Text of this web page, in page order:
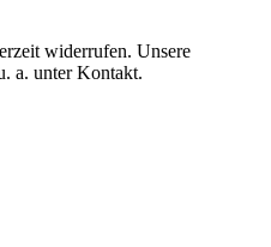
widerrufen. Unsere
a. unter Kontakt.